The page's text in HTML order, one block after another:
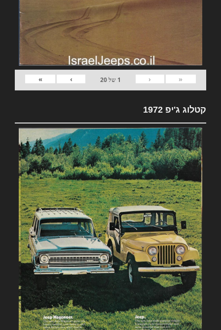
«
‹
1 של20
›
»
קטלוג ג'יפ 1972